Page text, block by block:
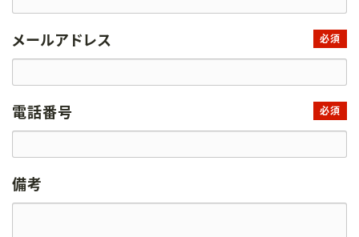
メールアドレス 必須
電話番号 必須
備考